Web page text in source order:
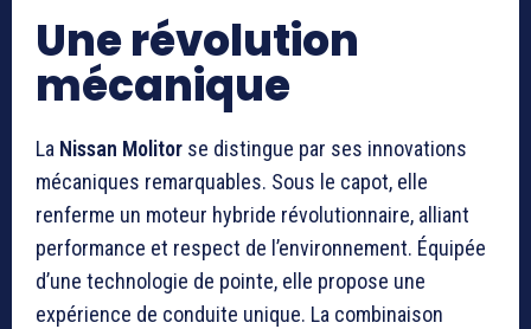
Une révolution
mécanique
La Nissan Molitor se distingue par ses innovations
mécaniques remarquables. Sous le capot, elle
renferme un moteur hybride révolutionnaire, alliant
performance et respect de l’environnement. Équipée
d’une technologie de pointe, elle propose une
expérience de conduite unique. La combinaison